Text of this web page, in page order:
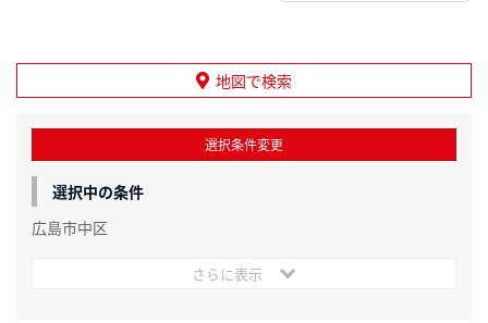
地図で検索
選択条件変更
選択中の条件
広島市中区
さらに表示